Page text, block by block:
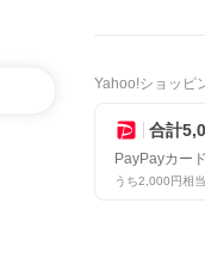
Yahoo!ショッピ
合計
PayPayカー
うち2,000円相